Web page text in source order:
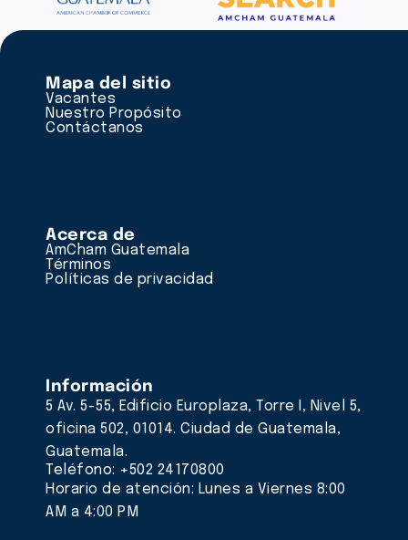
Mapa del sitio
Vacantes
Nuestro Propósito
Contáctanos
Acerca de
AmCham Guatemala
Términos
Políticas de privacidad
Información
5 Av. 5-55, Edificio Europlaza, Torre I, Nivel 5,
oficina 502, 01014. Ciudad de Guatemala,
Guatemala.
Teléfono: +502 24170800
Horario de atención: Lunes a Viernes 8:00
AM a 4:00 PM